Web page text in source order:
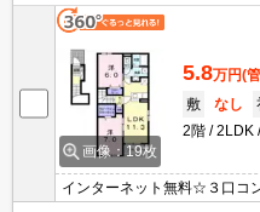
画像：19枚
5.8万円(
敷
なし
2階
2LDK
インターネット無料☆３口コ
ラ設置☆ ウォークインクロ